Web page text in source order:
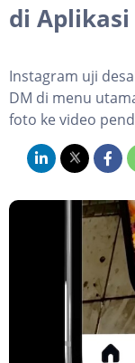
di Aplikasi
Instagram uji
DM di menu
foto ke video